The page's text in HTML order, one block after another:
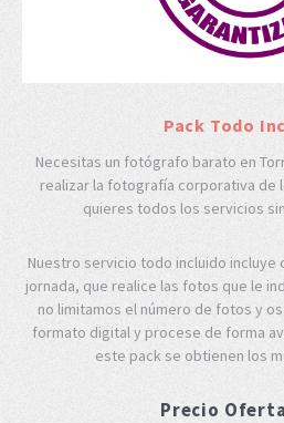
Pack Todo
Necesitas un fotógrafo barato en
realizar la fotografía corporativa de
quieres todos los servicios
Nuestro servicio todo incluido
jornada, que realice las fotos que le
no limitamos el número de fotos y
formato digital y procese de forma
este pack se obtienen los
Precio